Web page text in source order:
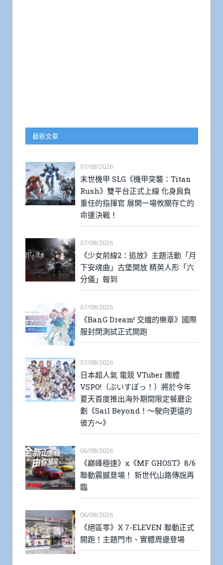
最新文章
07/08/2026
末世機甲 SLG《機甲突襲：Titan
Rush》雙平台正式上線 化身肩負
重任的指揮官 展開一場攸關存亡的
命運決戰！
07/08/2026
《少女前線2：追放》主題活動「月
下安魂曲」古堡開放 精英人形「六
分儀」報到
07/08/2026
《BanG Dream! 交織的樂章》國際
服封閉測試正式開跑
07/08/2026
日本超人氣 電競 VTuber 團體
VSPO!（ぶいすぽっ！）將於今年
夏天首度推出海外期間限定餐廳企
劃《Sail Beyond！～駛向更遠的
彼方～》
06/08/2026
《巔峰極速》x《MF GHOST》8/6
聯動震撼登場！ 新世代山路傳說再
臨
06/08/2026
《絕區零》X 7-ELEVEN 聯動正式
開跑！主題門市、實體周邊登場